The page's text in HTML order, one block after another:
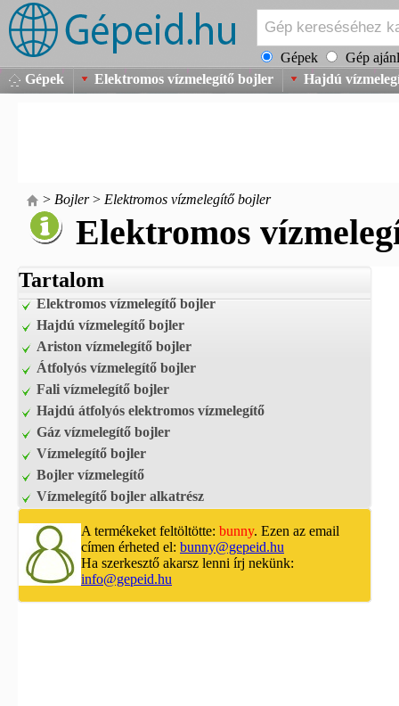
Gépek
Gép
Gépek
Elektromos vízmelegítő bojler Hajdú
> Bojler> Elektromos vízmelegítő bojler
Elektromos
Tartalom
Elektromos vízmelegítő bojler
Hajdú vízmelegítő bojler
Ariston vízmelegítő bojler
Átfolyós vízmelegítő bojler
Fali vízmelegítő bojler
Hajdú átfolyós elektromos vízmelegítő
Gáz vízmelegítő bojler
Vízmelegítő bojler
Bojler vízmelegítő
Vízmelegítő bojler alkatrész
A termékeket feltöltötte: bunny. Ezen az email
címen érheted el: bunny@gepeid.hu
Ha szerkesztő akarsz lenni írj nekünk:
info@gepeid.hu